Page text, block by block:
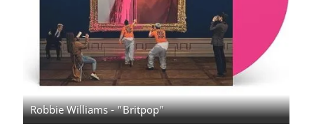
Robbie Williams - "Britpop"